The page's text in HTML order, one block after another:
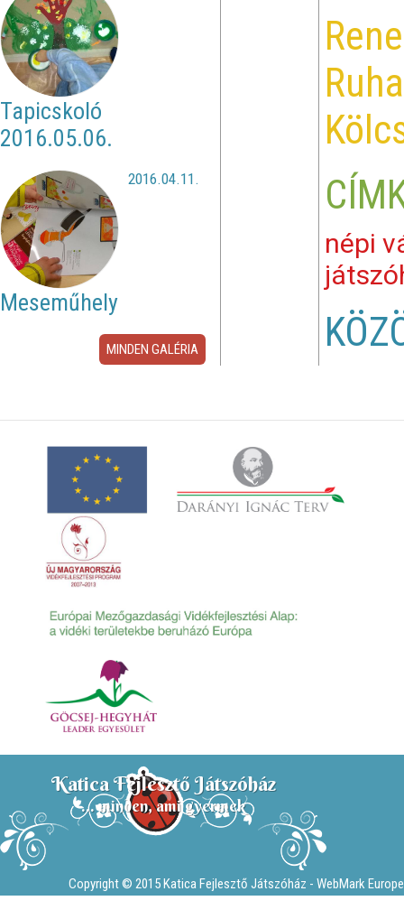
Tapicskoló
2016.05.06.
2016.04.11.
Meseműhely
MINDEN GALÉRIA
Ruha
népi
Katica Fejlesztő Játszóház
... minden, ami gyermek
Copyright © 2015 Katica Fejlesztő Játszóház - WebMark Europe